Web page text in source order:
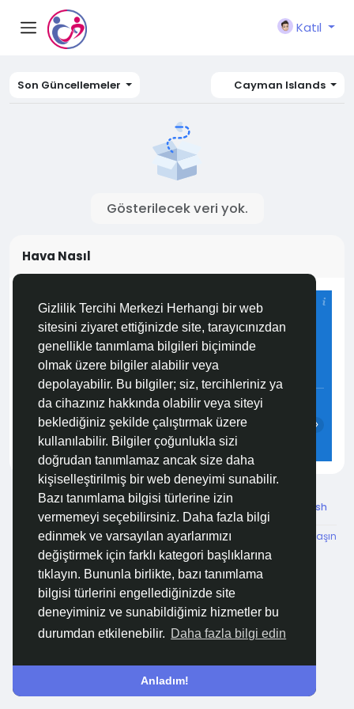
Gizlilik Tercihi Merkezi Herhangi bir web
sitesini ziyaret ettiğinizde site, tarayıcınızdan
genellikle tanımlama bilgileri biçiminde
olmak üzere bilgiler alabilir veya
depolayabilir. Bu bilgiler; siz, tercihleriniz ya
da cihazınız hakkında olabilir veya siteyi
beklediğiniz şekilde çalıştırmak üzere
kullanılabilir. Bilgiler çoğunlukla sizi
doğrudan tanımlamaz ancak size daha
kişiselleştirilmiş bir web deneyimi sunabilir.
Bazı tanımlama bilgisi türlerine izin
vermemeyi seçebilirsiniz. Daha fazla bilgi
edinmek ve varsayılan ayarlarımızı
değiştirmek için farklı kategori başlıklarına
tıklayın. Bununla birlikte, bazı tanımlama
bilgisi türlerini engellediğinizde site
deneyiminiz ve sunabildiğimiz hizmetler bu
durumdan etkilenebilir. Daha fazla bilgi edin
Anladım!
Katıl
Son Güncellemeler Cayman Islands
Gösterilecek veri yok.
Hava Nasıl
Istanbul
26°C
4.3 m/s 81%
21:00
26°C
22:00
25°C
23:00
25°C
00:00
25°C
01:00
‹ ›
© 2026 Özelim Turkish
Hakkımızda Koşullar KVKK HSVTP
Bize Ulaşın
Destek Merkezi